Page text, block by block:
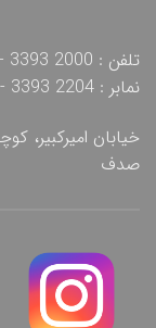
تلفن : 2000 3393 - 021
نمابر : 2204 3393 - 021
خیابان امیرکبیر،
صدف